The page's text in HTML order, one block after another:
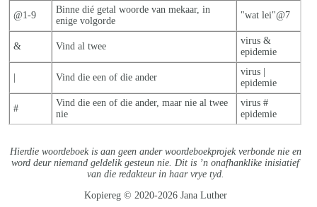
@1-9
Binne dié getal woorde van mekaar, in
enige volgorde
"wat lei"@7
& Vind al twee
virus &
epidemie
Vind die een of die ander
virus |
epidemie
#
Vind die een of die ander, maar nie al twee
nie
virus #
epidemie
Hierdie woordeboek is aan geen ander woordeboekprojek verbonde nie en
word deur niemand geldelik gesteun nie. Dit is ’n onafhanklike inisiatief
van die redakteur in haar vrye tyd.
Kopiereg © 2020-2026 Jana Luther